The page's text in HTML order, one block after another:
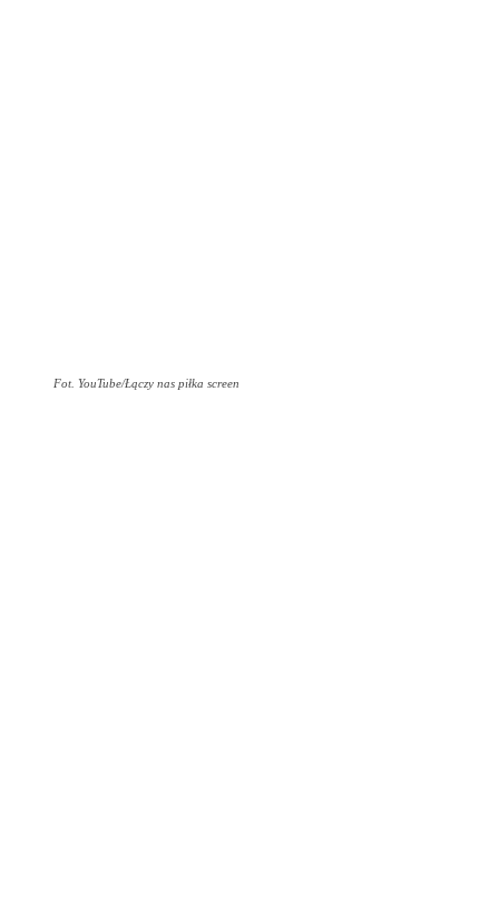
Fot. YouTube/Łączy nas piłka screen